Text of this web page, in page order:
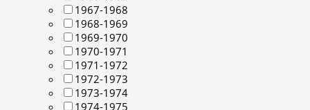
1967-1968
1968-1969
1969-1970
1970-1971
1971-1972
1972-1973
1973-1974
1974-1975